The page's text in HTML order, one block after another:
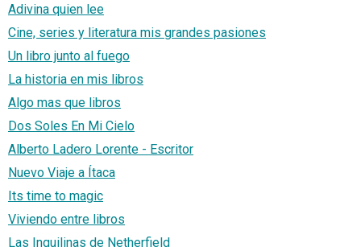
Adivina quien lee
Cine, series y literatura mis grandes pasiones
Un libro junto al fuego
La historia en mis libros
Algo mas que libros
Dos Soles En Mi Cielo
Alberto Ladero Lorente - Escritor
Nuevo Viaje a Ítaca
Its time to magic
Viviendo entre libros
Las Inquilinas de Netherfield